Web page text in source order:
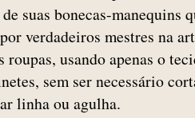
suas bonecas-manequins
verdadeiros mestres na
roupas, usando apenas o
sem ser necessário
linha ou agulha.